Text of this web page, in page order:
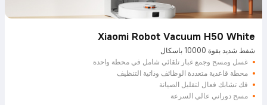
Xiaomi Robot Vacuum H50 White
شفط شديد بقوة 10000 باسكال
غسل ومسح وجمع غبار تلقائي شامل في محطة واحدة
محطة قاعدية متعددة الوظائف وذاتية التنظيف
فك تشابك فعال لتقليل الصيانة
مسح دوراني عالي السرعة